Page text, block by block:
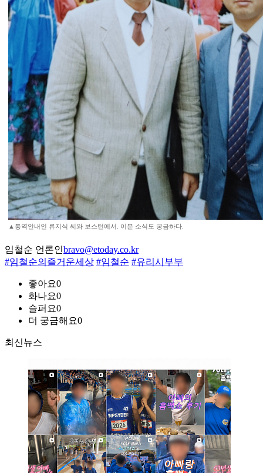
▲통역안내인 류지식 씨와 보스턴에서. 이분 소식도 궁금하다.
임철순 언론인bravo@etoday.co.kr
#임철순의즐거운세상 #임철순 #유리시부부
좋아요0
화나요0
슬퍼요0
더 궁금해요0
최신뉴스